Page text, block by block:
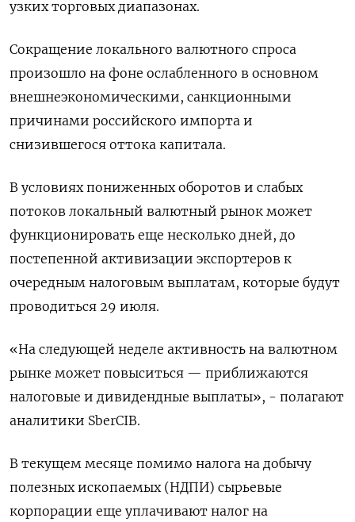
узких торговых диапазонах.
Сокращение локального валютного спроса
произошло на фоне ослабленного в основном
внешнеэкономическими, санкционными
причинами российского импорта и
снизившегося оттока капитала.
В условиях пониженных оборотов и слабых
потоков локальный валютный рынок может
функционировать еще несколько дней, до
постепенной активизации экспортеров к
очередным налоговым выплатам, которые будут
проводиться 29 июля.
«На следующей неделе активность на валютном
рынке может повыситься — приближаются
налоговые и дивидендные выплаты», - полагают
аналитики SberCIB.
В текущем месяце помимо налога на добычу
полезных ископаемых (НДПИ) сырьевые
корпорации еще уплачивают налог на